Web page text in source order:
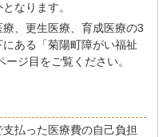
なります。
、更生医療、育成医療の3
ある「菊陽町障がい福祉
ジ目をご覧ください。
払った医療費の自己負担